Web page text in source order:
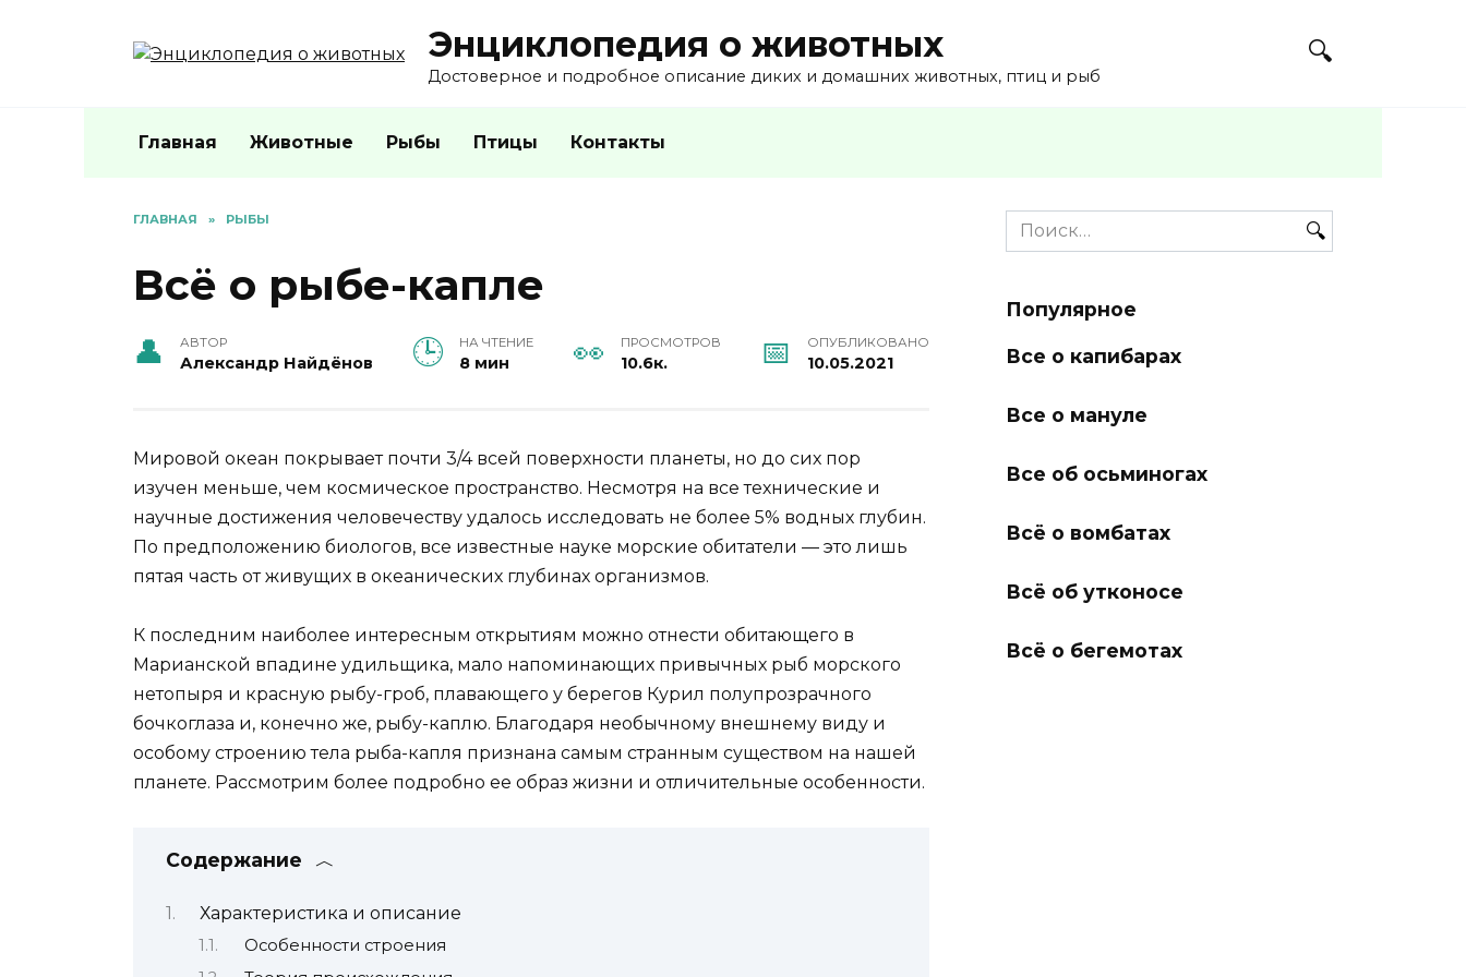
Энциклопедия о животных
Достоверное и подробное описание диких и домашних животных, птиц и рыб
Главная Животные Рыбы Птицы Контакты
ГЛАВНАЯ » РЫБЫ
Всё о рыбе-капле
АВТОР
Александр Найдёнов
НА ЧТЕНИЕ
8 мин
ПРОСМОТРОВ
10.6к.
ОПУБЛИКОВАНО
10.05.2021
Мировой океан покрывает почти 3/4 всей поверхности планеты, но до сих пор
изучен меньше, чем космическое пространство. Несмотря на все технические и
научные достижения человечеству удалось исследовать не более 5% водных глубин.
По предположению биологов, все известные науке морские обитатели — это лишь
пятая часть от живущих в океанических глубинах организмов.
К последним наиболее интересным открытиям можно отнести обитающего в
Марианской впадине удильщика, мало напоминающих привычных рыб морского
нетопыря и красную рыбу-гроб, плавающего у берегов Курил полупрозрачного
бочкоглаза и, конечно же, рыбу-каплю. Благодаря необычному внешнему виду и
особому строению тела рыба-капля признана самым странным существом на нашей
планете. Рассмотрим более подробно ее образ жизни и отличительные особенности.
Содержание
Характеристика и описание
Особенности строения
Search
for:
Популярное
Все о капибарах
Все о мануле
Все об осьминогах
Всё о вомбатах
Всё об утконосе
Всё о бегемотах